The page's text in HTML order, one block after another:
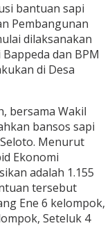
bantuan sapi
Pembangunan
dilaksanakan
dan BPM
di Desa
bersama Wakil
bansos sapi
Menurut
Ekonomi
adalah 1.155
tersebut
Ene 6 kelompok,
Seteluk 4